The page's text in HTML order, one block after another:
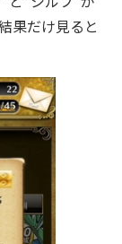
果だけ見ると